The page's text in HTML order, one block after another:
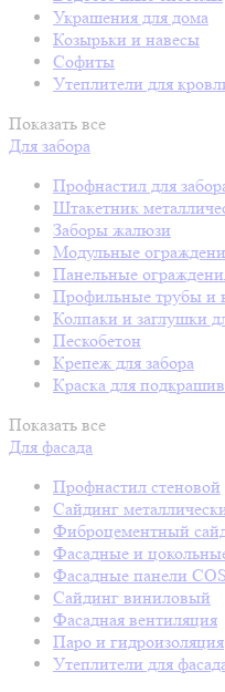
Украшения для дома
Козырьки и навесы
Софиты
Утеплители для
Показать все
Для забора
Профнастил для
Штакетник
Заборы жалюзи
Модульные
Панельные
Профильные трубы и
Колпаки и заглушки
Пескобетон
Крепеж для забора
Краска для
Показать все
Для фасада
Профнастил стеновой
Сайдинг
Фиброцементный
Фасадные и
Фасадные панели
Сайдинг виниловый
Фасадная вентиляция
Паро и гидроизоляция
Утеплители для